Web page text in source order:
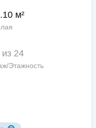
м²
из 24
Этажность